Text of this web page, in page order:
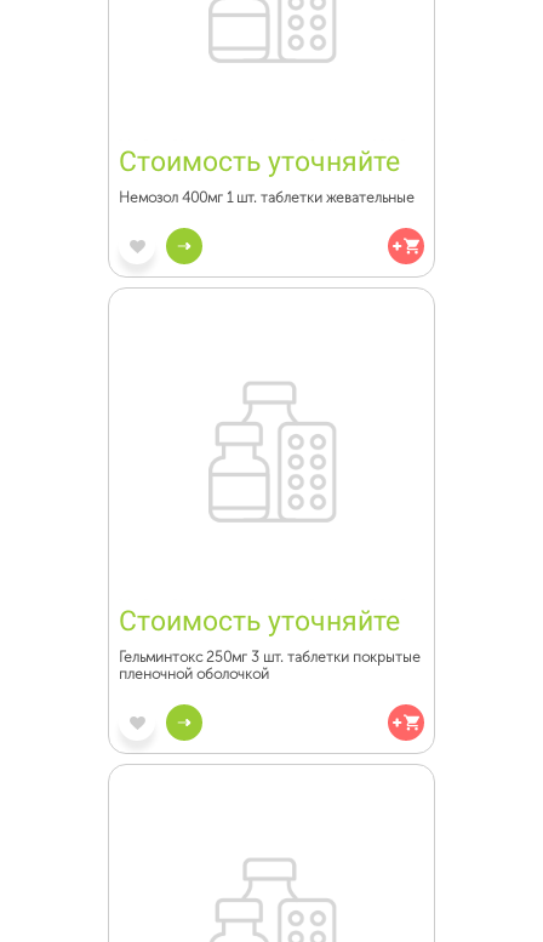
Стоимость уточняйте
Немозол 400мг 1 шт. таблетки жевательные
Стоимость уточняйте
Гельминтокс 250мг 3 шт. таблетки покрытые
пленочной оболочкой